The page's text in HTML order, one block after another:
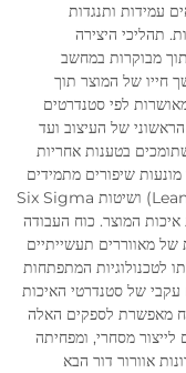
עמידות ותנגדות
תהליכי היצירה
מבוקרות במחשב
חייו של המוצר תוך
לפי סטנדרטים
של העיצוב ועד
בטענות אחריות
שיפורים מתמידים
בתהליכי הייצור, תוך שילוב עקרונות ייצור חכם (Lean) ושיטות Six Sigma
המוצר. כוח העבודה
מאווררים תעשייתיים
לטכנולוגיות המתפתחות
עקבי של סטנדרטי האיכות
מאפשרת לספקים האלה
לייצור מסחרי, ומפחיתה
אוורור דור הבא